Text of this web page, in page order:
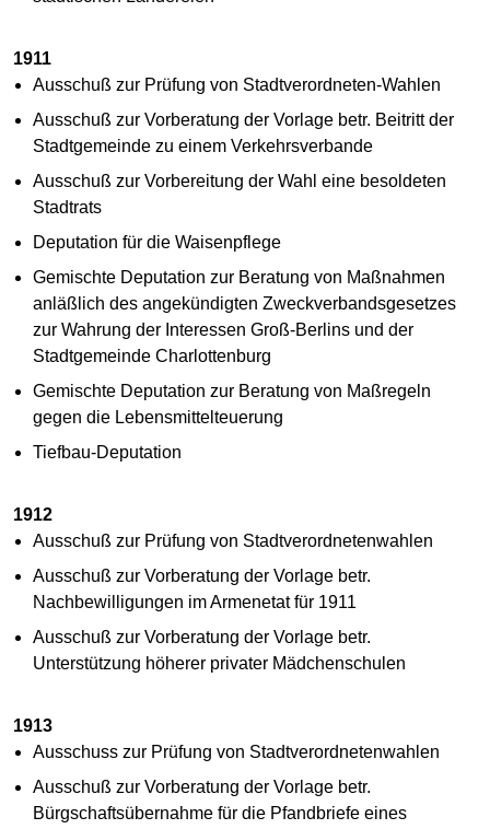
1911
Ausschuß zur Prüfung von Stadtverordneten-Wahlen
Ausschuß zur Vorberatung der Vorlage betr. Beitritt der
Stadtgemeinde zu einem Verkehrsverbande
Ausschuß zur Vorbereitung der Wahl eine besoldeten
Stadtrats
Deputation für die Waisenpflege
Gemischte Deputation zur Beratung von Maßnahmen
anläßlich des angekündigten Zweckverbandsgesetzes
zur Wahrung der Interessen Groß-Berlins und der
Stadtgemeinde Charlottenburg
Gemischte Deputation zur Beratung von Maßregeln
gegen die Lebensmittelteuerung
Tiefbau-Deputation
1912
Ausschuß zur Prüfung von Stadtverordnetenwahlen
Ausschuß zur Vorberatung der Vorlage betr.
Nachbewilligungen im Armenetat für 1911
Ausschuß zur Vorberatung der Vorlage betr.
Unterstützung höherer privater Mädchenschulen
1913
Ausschuss zur Prüfung von Stadtverordnetenwahlen
Ausschuß zur Vorberatung der Vorlage betr.
Bürgschaftsübernahme für die Pfandbriefe eines